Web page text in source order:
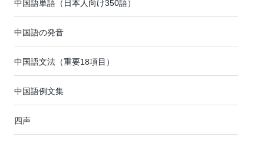
中国語単語（日本人向け350語）
中国語の発音
中国語文法（重要18項目）
中国語例文集
四声